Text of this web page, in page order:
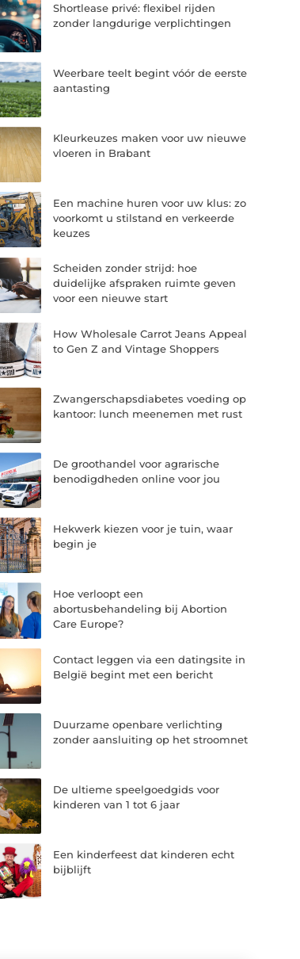
Shortlease privé: flexibel rijden
zonder langdurige verplichtingen
Weerbare teelt begint vóór de eerste
aantasting
Kleurkeuzes maken voor uw nieuwe
vloeren in Brabant
Een machine huren voor uw klus: zo
voorkomt u stilstand en verkeerde
keuzes
Scheiden zonder strijd: hoe
duidelijke afspraken ruimte geven
voor een nieuwe start
How Wholesale Carrot Jeans Appeal
to Gen Z and Vintage Shoppers
Zwangerschapsdiabetes voeding op
kantoor: lunch meenemen met rust
De groothandel voor agrarische
benodigdheden online voor jou
Hekwerk kiezen voor je tuin, waar
begin je
Hoe verloopt een
abortusbehandeling bij Abortion
Care Europe?
Contact leggen via een datingsite in
België begint met een bericht
Duurzame openbare verlichting
zonder aansluiting op het stroomnet
De ultieme speelgoedgids voor
kinderen van 1 tot 6 jaar
Een kinderfeest dat kinderen echt
bijblijft